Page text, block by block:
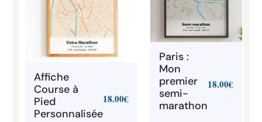
Affiche
Course à
Pied
Personnalisée
18.00€
Paris :
Mon
premier
semi-
marathon
18.00€